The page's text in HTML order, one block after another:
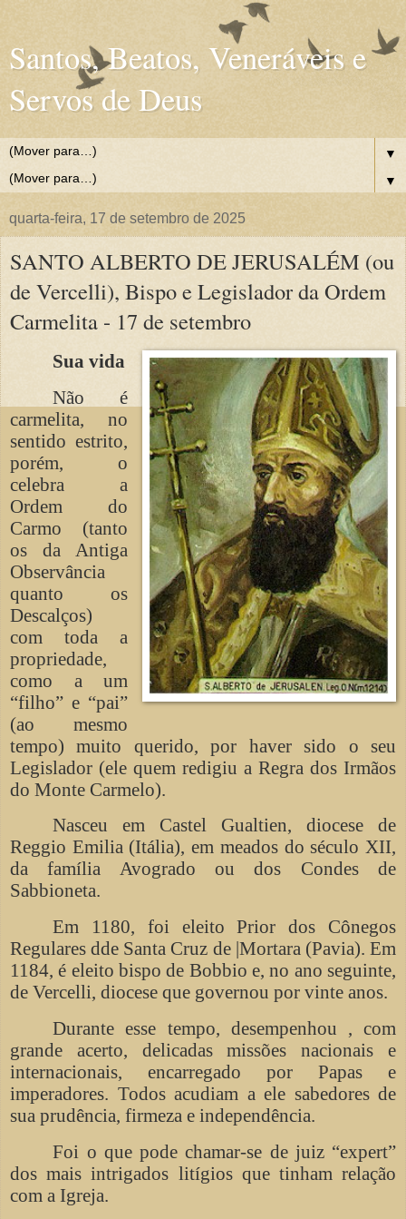
Santos, Beatos, Veneráveis e
Servos de Deus
▼
▼
quarta-feira, 17 de setembro de 2025
SANTO ALBERTO DE JERUSALÉM (ou
de Vercelli), Bispo e Legislador da Ordem
Carmelita - 17 de setembro
Sua vida
Não é
carmelita, no
sentido estrito,
porém, o
celebra a
Ordem do
Carmo (tanto
os da Antiga
Observância
quanto os
Descalços)
com toda a
propriedade,
como a um
“filho” e “pai”
(ao mesmo
tempo) muito querido, por haver sido o seu
Legislador (ele quem redigiu a Regra dos Irmãos
do Monte Carmelo).
Nasceu em Castel Gualtien, diocese de
Reggio Emilia (Itália), em meados do século XII,
da família Avogrado ou dos Condes de
Sabbioneta.
Em 1180, foi eleito Prior dos Cônegos
Regulares dde Santa Cruz de |Mortara (Pavia). Em
1184, é eleito bispo de Bobbio e, no ano seguinte,
de Vercelli, diocese que governou por vinte anos.
Durante esse tempo, desempenhou , com
grande acerto, delicadas missões nacionais e
internacionais, encarregado por Papas e
imperadores. Todos acudiam a ele sabedores de
sua prudência, firmeza e independência.
Foi o que pode chamar-se de juiz “expert”
dos mais intrigados litígios que tinham relação
com a Igreja.